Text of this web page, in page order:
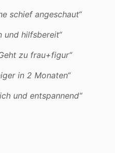
schief angeschaut“
und hilfsbereit“
zu frau+figur“
in 2 Monaten“
und entspannend“